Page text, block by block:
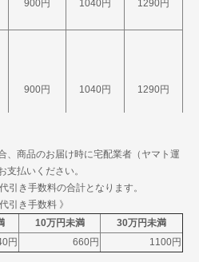
円 1780円 2195円
900円 1040円 1290円
900円 1040円 1290円
900円
900円 1040円 1290円
、商品のお届け時に宅配業者（ヤマト運
支払いください。
引き手数料の合計となります。
代引き手数料 》
10万円未満
30万円未満
円 660円 1100円